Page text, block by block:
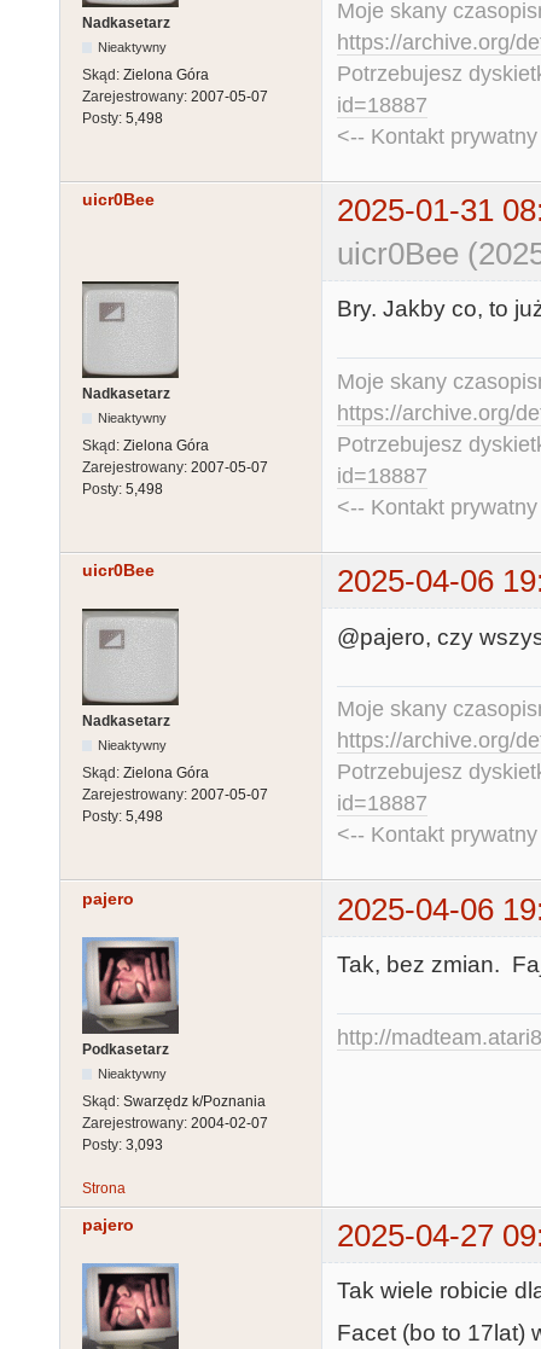
Nadkasetarz
Nieaktywny
Skąd: Zielona Góra
Zarejestrowany: 2007-05-07
Posty: 5,498
Moje skany
https://archive.org/
Potrzebujesz
id=18887
<-- Kontakt
uicr0Bee
2025-01-31
uicr0Bee
Nadkasetarz
Nieaktywny
Skąd: Zielona Góra
Zarejestrowany: 2007-05-07
Posty: 5,498
Bry. Jakby co, to
Moje skany
https://archive.org/
Potrzebujesz
id=18887
<-- Kontakt
uicr0Bee 2025-04-06
Nadkasetarz
Nieaktywny
Skąd: Zielona Góra
Zarejestrowany: 2007-05-07
Posty: 5,498
@pajero, czy
Moje skany
https://archive.org/
Potrzebujesz
id=18887
<-- Kontakt
pajero 2025-04-06
Podkasetarz
Nieaktywny
Skąd: Swarzędz k/Poznania
Zarejestrowany: 2004-02-07
Posty: 3,093
Tak, bez zmian.
http://
Strona
pajero 2025-04-27
Tak wiele robicie
Facet (bo to 17lat)